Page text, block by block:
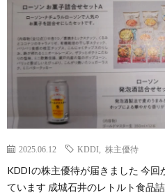
2025.06.12 KDDI 株主優待
KDDIの株主優待が届きました 今回
ています 成城石井のレトルト食品